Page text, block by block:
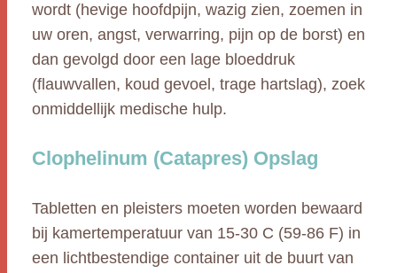
wordt (hevige hoofdpijn, wazig zien, zoemen in
uw oren, angst, verwarring, pijn op de borst) en
dan gevolgd door een lage bloeddruk
(flauwvallen, koud gevoel, trage hartslag), zoek
onmiddellijk medische hulp.
Clophelinum (Catapres) Opslag
Tabletten en pleisters moeten worden bewaard
bij kamertemperatuur van 15-30 C (59-86 F) in
een lichtbestendige container uit de buurt van